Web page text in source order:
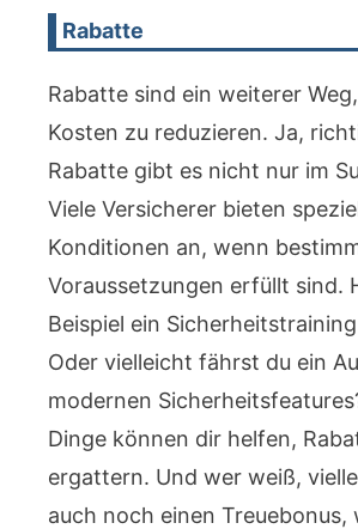
Rabatte
Rabatte sind ein weiterer
Kosten zu reduzieren. Ja,
Rabatte gibt es nicht nur im
Viele Versicherer bieten
Konditionen an, wenn
Voraussetzungen erfüllt sind.
Beispiel ein
Oder vielleicht fährst du ein
modernen
Dinge können dir helfen,
ergattern. Und wer weiß,
auch noch einen Treuebonus,